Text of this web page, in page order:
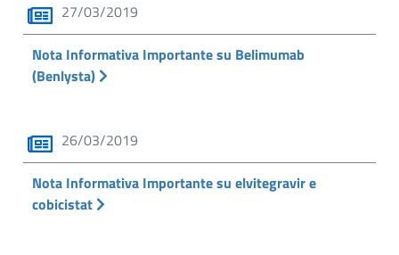
27/03/2019
Nota Informativa Importante su Belimumab
(Benlysta)
26/03/2019
Nota Informativa Importante su elvitegravir e
cobicistat